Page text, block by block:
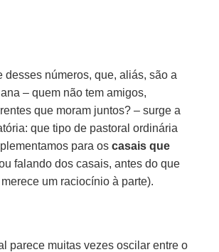
desses números, que, aliás, são a
– quem não tem amigos,
que moram juntos? – surge a
que tipo de pastoral ordinária
para oscasais que
falando dos casais, antes do que
um raciocínio à parte).
parece muitas vezes oscilar entre o